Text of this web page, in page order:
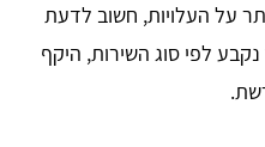
על העלויות, חשוב לדעת
לפי סוג השירות, היקף